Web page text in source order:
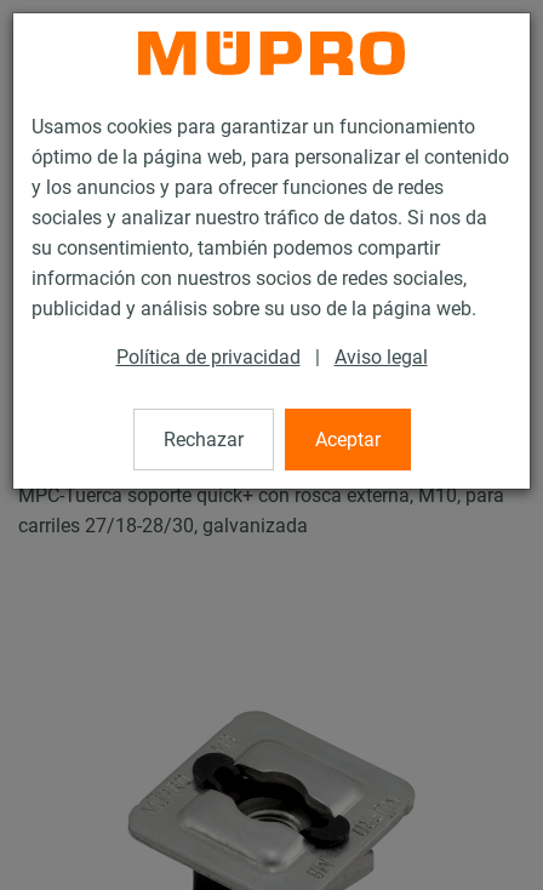
Usamos cookies para garantizar un funcionamiento
óptimo de la página web, para personalizar el contenido
y los anuncios y para ofrecer funciones de redes
sociales y analizar nuestro tráfico de datos. Si nos da
su consentimiento, también podemos compartir
información con nuestros socios de redes sociales,
publicidad y análisis sobre su uso de la página web.
Política de privacidad | Aviso legal
Rechazar Aceptar
Productos Protección contra el fuego
Fijaciones pirorresistentes
Carriles de instalación
MPC-Tuercas soporte Quick+
MPC-Tuercas soporte Quick+
MPC-Tuerca soporte quick+ con rosca externa, M10, para
carriles 27/18-28/30, galvanizada